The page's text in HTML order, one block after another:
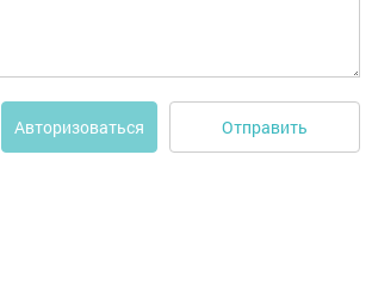
Авторизоваться Отправить